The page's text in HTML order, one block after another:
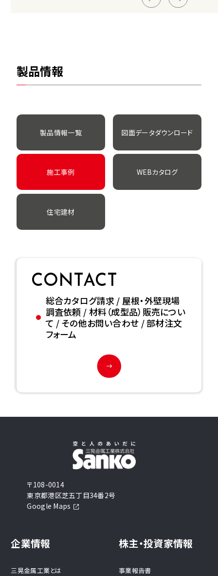
製品情報
製品情報一覧 図面データダウンロード
施工事例 WEBカタログ
住宅建材
CONTACT
総合カタログ請求 / 屋根・外壁現場
調査依頼 / 材料（成型品）販売につい
て / その他お問い合わせ / 部材注文
フォーム
〒108-0014
東京都港区芝五丁目34番2号
Google Maps
企業情報
三晃金属工業とは
株主・投資家情報
事業報告書